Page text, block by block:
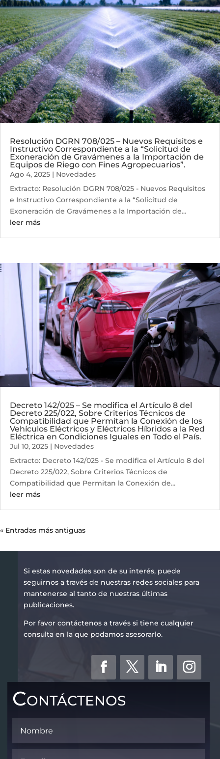
Resolución DGRN 708/025 – Nuevos Requisitos e
Instructivo Correspondiente a la “Solicitud de
Exoneración de Gravámenes a la Importación de
Equipos de Riego con Fines Agropecuarios”.
Ago 4, 2025 | Novedades
Extracto: Resolución DGRN 708/025 - Nuevos Requisitos
e Instructivo Correspondiente a la “Solicitud de
Exoneración de Gravámenes a la Importación de...
leer más
Decreto 142/025 – Se modifica el Artículo 8 del
Decreto 225/022, Sobre Criterios Técnicos de
Compatibilidad que Permitan la Conexión de los
Vehículos Eléctricos y Eléctricos Híbridos a la Red
Eléctrica en Condiciones Iguales en Todo el País.
Jul 10, 2025 | Novedades
Extracto: Decreto 142/025 - Se modifica el Artículo 8 del
Decreto 225/022, Sobre Criterios Técnicos de
Compatibilidad que Permitan la Conexión de...
leer más
« Entradas más antiguas
Si estas novedades son de su interés, puede
seguirnos a través de nuestras redes sociales para
mantenerse al tanto de nuestras últimas
publicaciones.
Por favor contáctenos a través si tiene cualquier
consulta en la que podamos asesorarlo.
Contáctenos